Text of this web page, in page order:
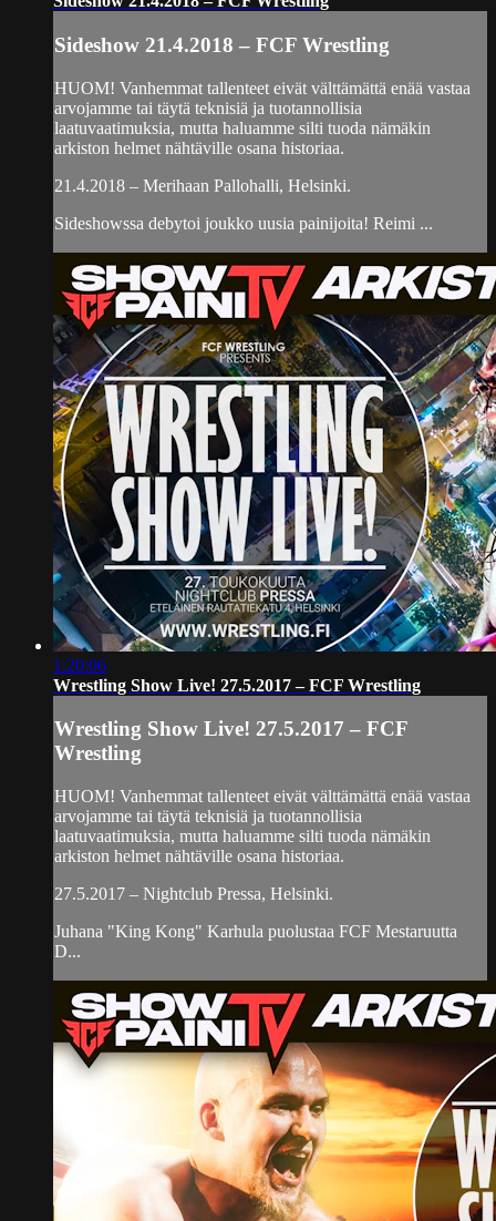
Sideshow 21.4.2018 – FCF Wrestling
HUOM! Vanhemmat tallenteet eivät välttämättä enää vastaa
arvojamme tai täytä teknisiä ja tuotannollisia
laatuvaatimuksia, mutta haluamme silti tuoda nämäkin
arkiston helmet nähtäville osana historiaa.
21.4.2018 – Merihaan Pallohalli, Helsinki.
Sideshowssa debytoi joukko uusia painijoita! Reimi ...
1:20:06
Wrestling Show Live! 27.5.2017 – FCF Wrestling
Wrestling Show Live! 27.5.2017 – FCF
Wrestling
HUOM! Vanhemmat tallenteet eivät välttämättä enää vastaa
arvojamme tai täytä teknisiä ja tuotannollisia
laatuvaatimuksia, mutta haluamme silti tuoda nämäkin
arkiston helmet nähtäville osana historiaa.
27.5.2017 – Nightclub Pressa, Helsinki.
Juhana "King Kong" Karhula puolustaa FCF Mestaruutta
D...